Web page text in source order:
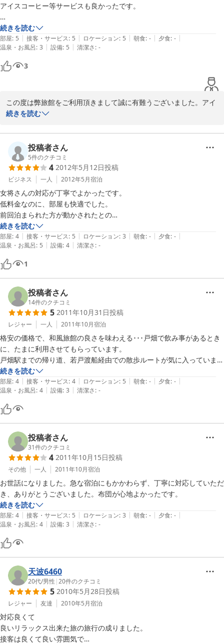
【ご利用の宿泊プラン】
洋室シングル３畳
アイスコーヒー等サービスも良かったです。
予定時間より遅くなりましたが、快く対応していただきました。
ありがとうございました。
続きを読む
部屋: 5 | 接客・サービス: 5 | ロケーション: 5 | 朝食: - | 夕食: - |
温泉・お風呂: 3 | 設備: 5 | 清潔さ: -
3
この度は弊旅館をご利用頂きまして誠に有難うございました。アイ
スコーヒー喜んで頂いてよかったです。
い。またお会いするのを楽しみにしています。
2016-08-17
続きを読む
投稿者さん
5件のクチコミ
4 2012年5月12日投稿
ビジネス 一人 2012年5月宿泊
女将さんの対応が丁寧でよかったです。
低料金なのに、部屋も快適でした。
前回泊まられた方が動かされたとの
部屋のテレビ・机の配置は、そのままでベストだと思います。
続きを読む
部屋: 4 | 接客・サービス: 5 | ロケーション: 3 | 朝食: - | 夕食: - |
温泉・お風呂: 5 | 設備: 4 | 清潔さ: -
1
投稿者さん
14件のクチコミ
5 2011年10月31日投稿
レジャー 一人 2011年10月宿泊
格安の価格で、和風旅館の良さを味わえる･･･戸畑で飲み事があるとき
に、たまに利用させてもらっています。
戸畑駅までの帰り道、若戸渡船経由での散歩ルートが気に入っていま
す。
続きを読む
部屋: 4 | 接客・サービス: 4 | ロケーション: 5 | 朝食: - | 夕食: - |
温泉・お風呂: 4 | 設備: 3 | 清潔さ: -
投稿者さん
31件のクチコミ
4 2011年10月15日投稿
その他 一人 2011年10月宿泊
お世話になりました。急な宿泊にもかかわらず、丁寧に対応していただ
き、ありがとうございました。布団が心地よかったです。
続きを読む
部屋: 4 | 接客・サービス: 5 | ロケーション: 3 | 朝食: - | 夕食: - |
温泉・お風呂: 4 | 設備: 3 | 清潔さ: -
天波6460
20代/男性 |20件のクチコミ
5 2010年5月28日投稿
レジャー 友達 2010年5月宿泊
対応良くて
良いリラックス出来た旅の旅行の成りました。
接客は良くて良い雰囲気で